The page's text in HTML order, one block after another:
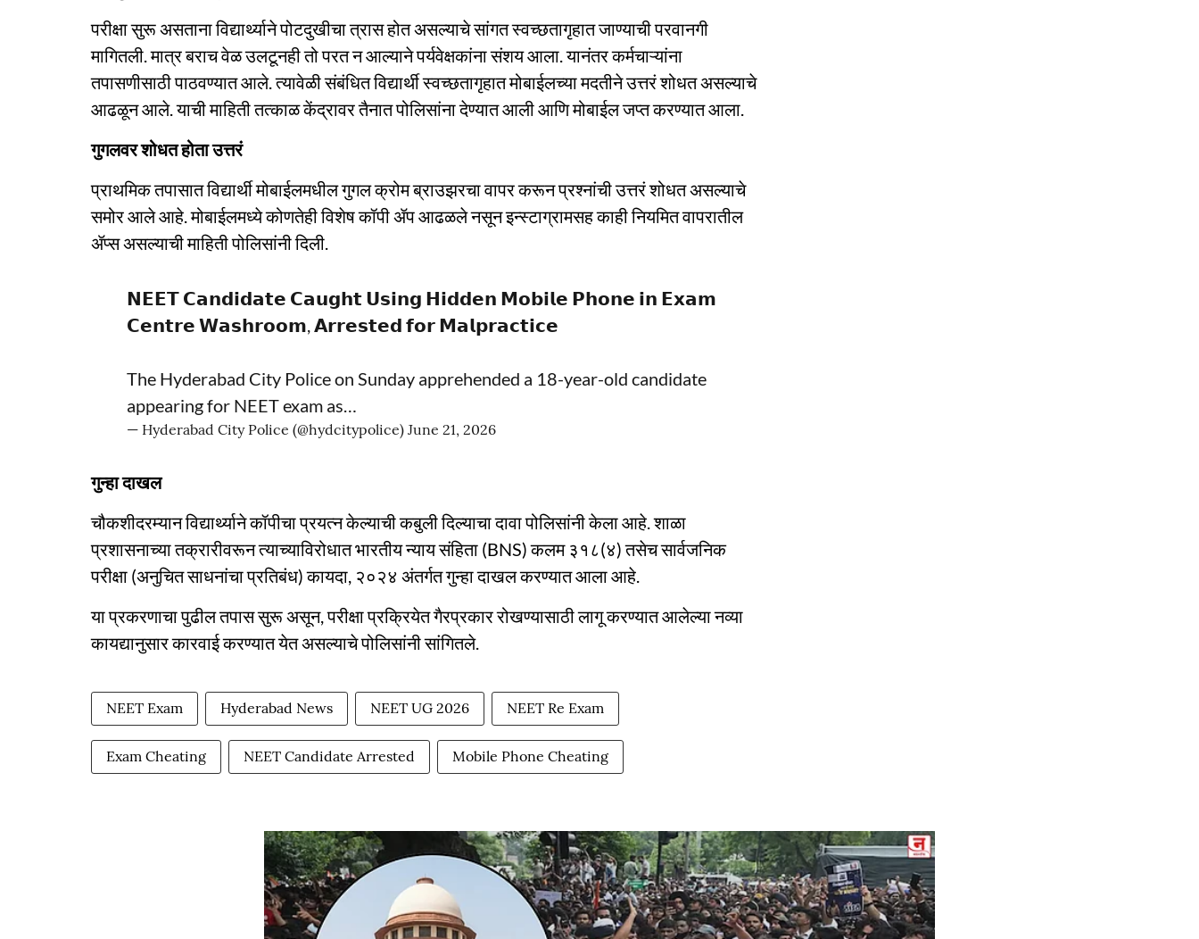
परीक्षा सुरू असताना विद्यार्थ्याने पोटदुखीचा त्रास होत असल्याचे सांगत स्वच्छतागृहात जाण्याची परवानगी
मागितली. मात्र बराच वेळ उलटूनही तो परत न आल्याने पर्यवेक्षकांना संशय आला. यानंतर कर्मचाऱ्यांना
तपासणीसाठी पाठवण्यात आले. त्यावेळी संबंधित विद्यार्थी स्वच्छतागृहात मोबाईलच्या मदतीने उत्तरं शोधत असल्याचे
आढळून आले. याची माहिती तत्काळ केंद्रावर तैनात पोलिसांना देण्यात आली आणि मोबाईल जप्त करण्यात आला.
गुगलवर शोधत होता उत्तरं
प्राथमिक तपासात विद्यार्थी मोबाईलमधील गुगल क्रोम ब्राउझरचा वापर करून प्रश्नांची उत्तरं शोधत असल्याचे
समोर आले आहे. मोबाईलमध्ये कोणतेही विशेष कॉपी ॲप आढळले नसून इन्स्टाग्रामसह काही नियमित वापरातील
ॲप्स असल्याची माहिती पोलिसांनी दिली.
𝗡𝗘𝗘𝗧 𝗖𝗮𝗻𝗱𝗶𝗱𝗮𝘁𝗲 𝗖𝗮𝘂𝗴𝗵𝘁 𝗨𝘀𝗶𝗻𝗴 𝗛𝗶𝗱𝗱𝗲𝗻 𝗠𝗼𝗯𝗶𝗹𝗲 𝗣𝗵𝗼𝗻𝗲 𝗶𝗻 𝗘𝘅𝗮𝗺
𝗖𝗲𝗻𝘁𝗿𝗲 𝗪𝗮𝘀𝗵𝗿𝗼𝗼𝗺, 𝗔𝗿𝗿𝗲𝘀𝘁𝗲𝗱 𝗳𝗼𝗿 𝗠𝗮𝗹𝗽𝗿𝗮𝗰𝘁𝗶𝗰𝗲
The Hyderabad City Police on Sunday apprehended a 18-year-old candidate
appearing for NEET exam as…
— Hyderabad City Police (@hydcitypolice) June 21, 2026
गुन्हा दाखल
चौकशीदरम्यान विद्यार्थ्याने कॉपीचा प्रयत्न केल्याची कबुली दिल्याचा दावा पोलिसांनी केला आहे. शाळा
प्रशासनाच्या तक्रारीवरून त्याच्याविरोधात भारतीय न्याय संहिता (BNS) कलम ३१८(४) तसेच सार्वजनिक
परीक्षा (अनुचित साधनांचा प्रतिबंध) कायदा, २०२४ अंतर्गत गुन्हा दाखल करण्यात आला आहे.
या प्रकरणाचा पुढील तपास सुरू असून, परीक्षा प्रक्रियेत गैरप्रकार रोखण्यासाठी लागू करण्यात आलेल्या नव्या
कायद्यानुसार कारवाई करण्यात येत असल्याचे पोलिसांनी सांगितले.
NEET Exam Hyderabad News NEET UG 2026 NEET Re Exam
Exam Cheating NEET Candidate Arrested Mobile Phone Cheating